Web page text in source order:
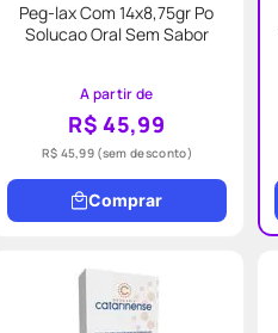
Peg-lax Com 14x8,75gr Po
Solucao Oral Sem Sabor
A partir de
R$ 45,99
R$ 45,99 (sem desconto)
Comprar